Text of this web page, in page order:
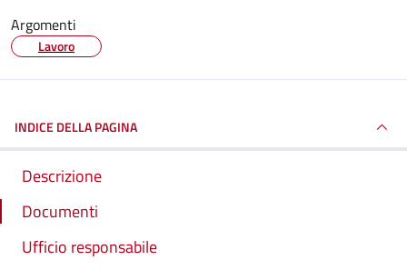
Argomenti
Lavoro
INDICE DELLA PAGINA
Descrizione
Documenti
Ufficio responsabile